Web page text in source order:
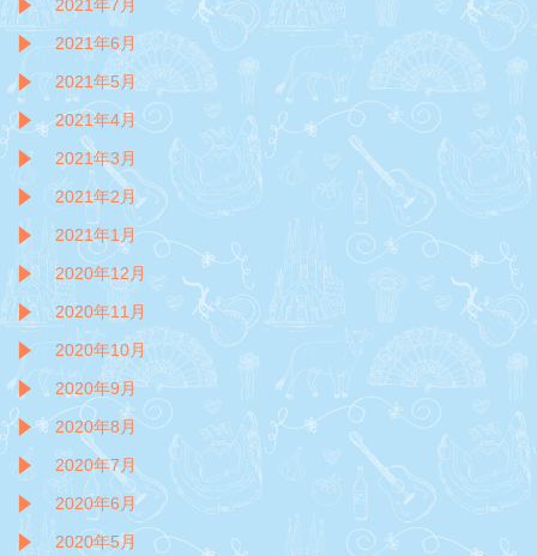
2021年7月
2021年6月
2021年5月
2021年4月
2021年3月
2021年2月
2021年1月
2020年12月
2020年11月
2020年10月
2020年9月
2020年8月
2020年7月
2020年6月
2020年5月